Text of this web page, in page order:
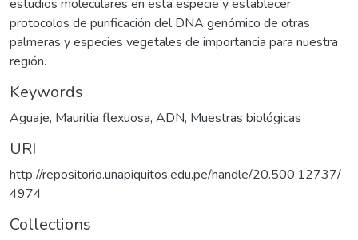
estudios moleculares en esta especie y establecer
protocolos de purificación del DNA genómico de otras
palmeras y especies vegetales de importancia para nuestra
región.
Keywords
Aguaje, Mauritia flexuosa, ADN, Muestras biológicas
URI
http://repositorio.unapiquitos.edu.pe/handle/20.500.12737/
4974
Collections